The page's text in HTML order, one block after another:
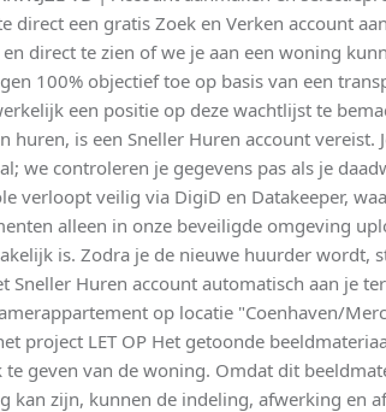
direct een gratis Zoek en Verken account
direct te zien of we je aan een woning
100% objectief toe op basis van een
een positie op deze wachtlijst te
huren, is een Sneller Huren account vereist.
we controleren je gegevens pas als je
verloopt veilig via DigiD en Datakeeper,
alleen in onze beveiligde omgeving
is. Zodra je de nieuwe huurder wordt,
Sneller Huren account automatisch aan je
op locatie "Coenhaven/
project LET OP Het getoonde
te geven van de woning. Omdat dit
kan zijn, kunnen de indeling, afwerking en